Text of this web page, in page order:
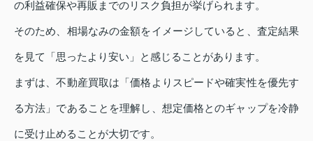
の利益確保や再販までのリスク負担が挙げられます。
そのため、相場なみの金額をイメージしていると、査定結果
を見て「思ったより安い」と感じることがあります。
まずは、不動産買取は「価格よりスピードや確実性を優先す
る方法」であることを理解し、想定価格とのギャップを冷静
に受け止めることが大切です。